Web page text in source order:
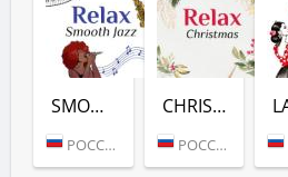
SMOOTH JAZZ (RELAX FM)
РОССИЯ (МОСКВА)
CHRISTMAS (RELAX FM)
РОССИЯ (МОСКВА)